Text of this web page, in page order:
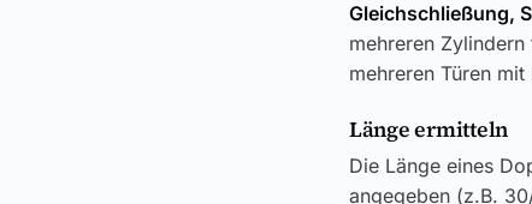
Gleichschließung,
mehreren
mehreren Türen
Länge ermitteln
Die Länge eines
angegeben (z.B.